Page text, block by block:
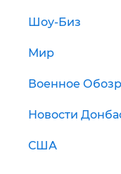
Шоу-Биз
Мир
Военное
Новости
США